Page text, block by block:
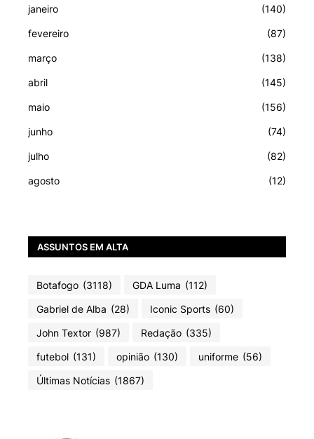
janeiro (140)
fevereiro (87)
março (138)
abril (145)
maio (156)
junho (74)
julho (82)
agosto (12)
ASSUNTOS EM ALTA
Botafogo (3118) GDA Luma (112)
Gabriel de Alba (28) Iconic Sports (60)
John Textor (987) Redação (335)
futebol (131) opinião (130) uniforme (56)
Últimas Notícias (1867)